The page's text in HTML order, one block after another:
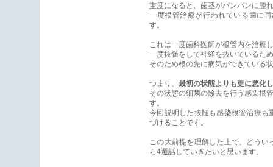
重度になると、歯茎がパンパンに腫
一度根管治療が行われている歯に
す。
これは一度歯科医師が根管内を治療
一度抜髄をして神経を抜いているた
そのため根の先に病気ができている
つまり、 最初の状態よりも更に悪化
その状態の細菌の除去を行う感染根
す。
今回説明した抜髄も感染根管治療も
づけることです。
この大前提を理解した上で、どう
ら4選話していきたいと思います。